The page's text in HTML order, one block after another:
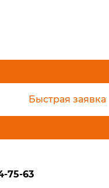
Быстрая заявка
75-63